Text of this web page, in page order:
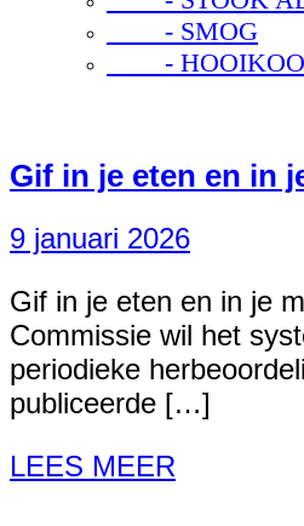
- SMOG
-
Gif in je eten en in
9 januari 2026
Gif in je eten en in je
Commissie wil het
periodieke
publiceerde […]
LEES MEER